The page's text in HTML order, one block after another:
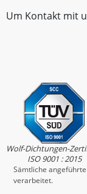
Um Kontakt mit
Wolf-Dichtungen-
ISO 9001 : 2015
Sämtliche
verarbeitet.